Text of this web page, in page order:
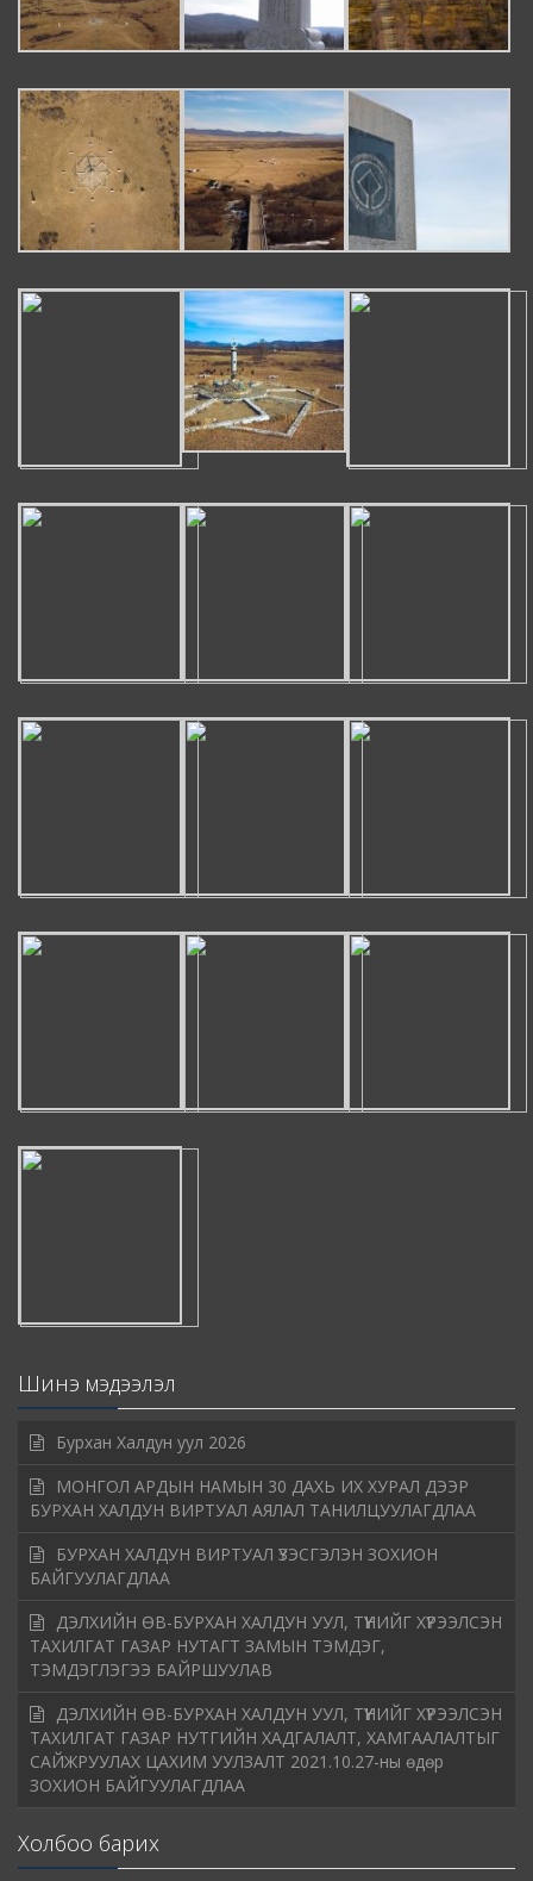
Шинэ мэдээлэл
Бурхан Халдун уул 2026
МОНГОЛ АРДЫН НАМЫН 30 ДАХЬ ИХ ХУРАЛ ДЭЭР
БУРХАН ХАЛДУН ВИРТУАЛ АЯЛАЛ ТАНИЛЦУУЛАГДЛАА
БУРХАН ХАЛДУН ВИРТУАЛ ҮЗЭСГЭЛЭН ЗОХИОН
БАЙГУУЛАГДЛАА
ДЭЛХИЙН ӨВ-БУРХАН ХАЛДУН УУЛ, ТҮҮНИЙГ ХҮРЭЭЛСЭН
ТАХИЛГАТ ГАЗАР НУТАГТ ЗАМЫН ТЭМДЭГ,
ТЭМДЭГЛЭГЭЭ БАЙРШУУЛАВ
ДЭЛХИЙН ӨВ-БУРХАН ХАЛДУН УУЛ, ТҮҮНИЙГ ХҮРЭЭЛСЭН
ТАХИЛГАТ ГАЗАР НУТГИЙН ХАДГАЛАЛТ, ХАМГААЛАЛТЫГ
САЙЖРУУЛАХ ЦАХИМ УУЛЗАЛТ 2021.10.27-ны өдөр
ЗОХИОН БАЙГУУЛАГДЛАА
Холбоо барих